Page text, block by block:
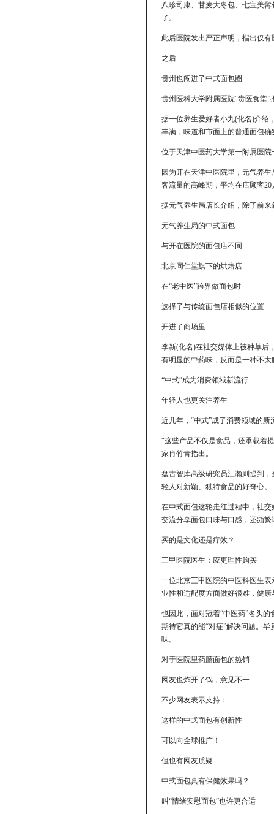
八珍司康、甘麦大枣包、七宝美
了。
此后医院发出严正声明，指出仅
之后
贵州也闯进了中式面包圈
贵州医科大学附属医院“贵医食堂
据一位养生爱好者小九(化名)介绍
丰满，味道和市面上的普通面包
位于天津中医药大学第一附属医院
因为开在天津中医院里，元气养
客流量的高峰期，平均在店顾客
据元气养生局店长介绍，除了前
元气养生局的中式面包
与开在医院的面包店不同
北京同仁堂旗下的烘焙店
在“老中医”跨界做面包时
选择了与传统面包店相似的位置
开进了商场里
李新(化名)在社交媒体上被种草后
有明显的中药味，反而是一种不太
“中式”成为消费领域新流行
年轻人也更关注养生
近几年，“中式”成了消费领域的
“这些产品不仅是食品，还承载着
家肖竹青指出。
盘古智库高级研究员江瀚则提到
轻人对新颖、独特食品的好奇心。
在中式面包这轮走红过程中，社
交流分享面包口味与口感，还频
买的是文化还是疗效？
三甲医院医生：应更理性购买
一位北京三甲医院的中医科医生
业性和适配度方面做好很难，健
也因此，面对冠着“中医药”名头
期待它真的能“对症”解决问题。
味。
对于医院里药膳面包的热销
网友也炸开了锅，意见不一
不少网友表示支持：
这样的中式面包有创新性
可以向全球推广！
但也有网友质疑
中式面包真有保健效果吗？
叫“情绪安慰面包”也许更合适